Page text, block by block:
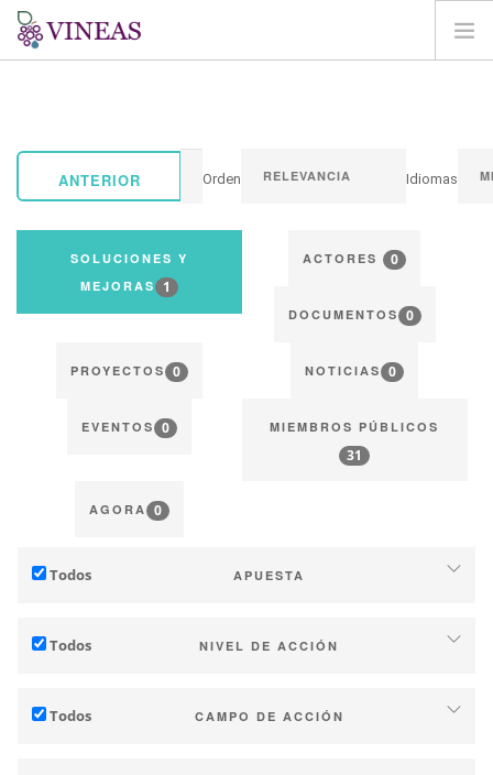
SOLUCIONES Y MEJORAS
INICIAR SESIÓN
ANTERIOR Orden Idiomas
SOLUCIONES Y
MEJORAS
1
ACTORES 0
DOCUMENTOS 0
PROYECTOS 0 NOTICIAS 0
EVENTOS 0 MIEMBROS PÚBLICOS
31
AGORA 0
Todos APUESTA
Mitigación (de emisiones de GEI)
Todos NIVEL DE ACCIÓN
Industria (empresas, cooperativas….)
Todos CAMPO DE ACCIÓN